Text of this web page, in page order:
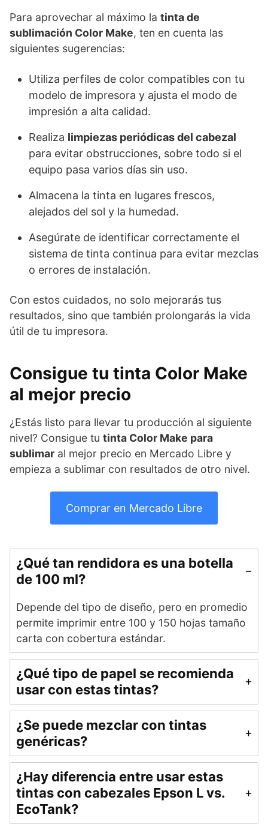
Para aprovechar al máximo la tinta de
sublimación Color Make, ten en cuenta las
siguientes sugerencias:
Utiliza perfiles de color compatibles con tu
modelo de impresora y ajusta el modo de
impresión a alta calidad.
Realiza limpiezas periódicas del cabezal
para evitar obstrucciones, sobre todo si el
equipo pasa varios días sin uso.
Almacena la tinta en lugares frescos,
alejados del sol y la humedad.
Asegúrate de identificar correctamente el
sistema de tinta continua para evitar mezclas
o errores de instalación.
Con estos cuidados, no solo mejorarás tus
resultados, sino que también prolongarás la vida
útil de tu impresora.
Consigue tu tinta Color Make
al mejor precio
¿Estás listo para llevar tu producción al siguiente
nivel? Consigue tu tinta Color Make para
sublimar al mejor precio en Mercado Libre y
empieza a sublimar con resultados de otro nivel.
Comprar en Mercado Libre
¿Qué tan rendidora es una botella
de 100 ml?
Depende del tipo de diseño, pero en promedio
permite imprimir entre 100 y 150 hojas tamaño
carta con cobertura estándar.
¿Qué tipo de papel se recomienda
usar con estas tintas?
¿Se puede mezclar con tintas
genéricas?
¿Hay diferencia entre usar estas
tintas con cabezales Epson L vs.
EcoTank?